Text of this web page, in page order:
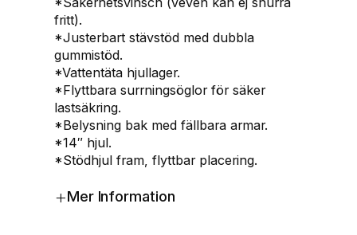
&
2
1
2
0
k
g
m
ä
n
d
fritt).
*Justerbart stävstöd med dubbla
gummistöd.
*Vattentäta hjullager.
*Flyttbara surrningsöglor för säker
lastsäkring.
*Belysning bak med fällbara armar.
*14″ hjul.
*Stödhjul fram, flyttbar placering.
+Mer Information